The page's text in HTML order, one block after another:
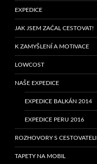
EXPEDICE
JAK JSEM ZAČAL CESTOVAT!
K ZAMYŠLENÍ A MOTIVACE
LOWCOST
NAŠE EXPEDICE
EXPEDICE BALKÁN 2014
EXPEDICE PERU 2016
ROZHOVORY S CESTOVATELI
TAPETY NA MOBIL